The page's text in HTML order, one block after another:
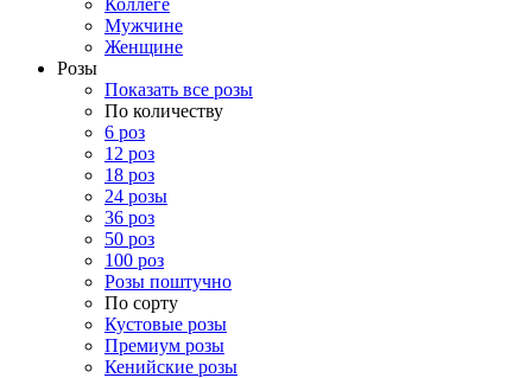
Коллеге
Мужчине
Женщине
Розы
Показать все розы
По количеству
6 роз
12 роз
18 роз
24 розы
36 роз
50 роз
100 роз
Розы поштучно
По сорту
Кустовые розы
Премиум розы
Кенийские розы